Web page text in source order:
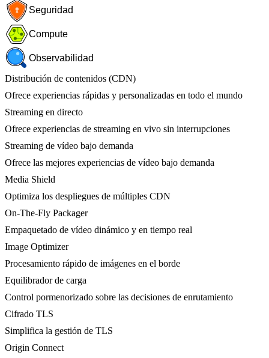
Seguridad
Compute
Observabilidad
Distribución de contenidos (CDN)
Ofrece experiencias rápidas y personalizadas en todo el mundo
Streaming en directo
Ofrece experiencias de streaming en vivo sin interrupciones
Streaming de vídeo bajo demanda
Ofrece las mejores experiencias de vídeo bajo demanda
Media Shield
Optimiza los despliegues de múltiples CDN
On-The-Fly Packager
Empaquetado de vídeo dinámico y en tiempo real
Image Optimizer
Procesamiento rápido de imágenes en el borde
Equilibrador de carga
Control pormenorizado sobre las decisiones de enrutamiento
Cifrado TLS
Simplifica la gestión de TLS
Origin Connect